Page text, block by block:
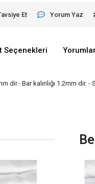
Et Yorum Yaz
Seçenekleri Yorumlar
Bar kalınlığı 1.2mm dir. -